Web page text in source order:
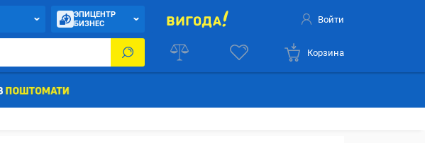
ЭПИЦЕНТР
БИЗНЕС
Войти
Корзина